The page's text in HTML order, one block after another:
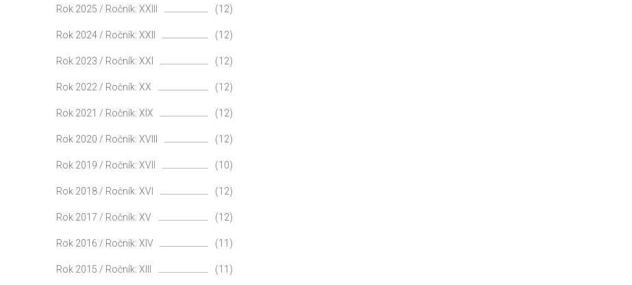
Rok 2025 / Ročník: XXIII (12)
Rok 2024 / Ročník: XXII (12)
Rok 2023 / Ročník: XXI (12)
Rok 2022 / Ročník: XX (12)
Rok 2021 / Ročník: XIX (12)
Rok 2020 / Ročník: XVIII (12)
Rok 2019 / Ročník: XVII (10)
Rok 2018 / Ročník: XVI (12)
Rok 2017 / Ročník: XV (12)
Rok 2016 / Ročník: XIV (11)
Rok 2015 / Ročník: XIII (11)